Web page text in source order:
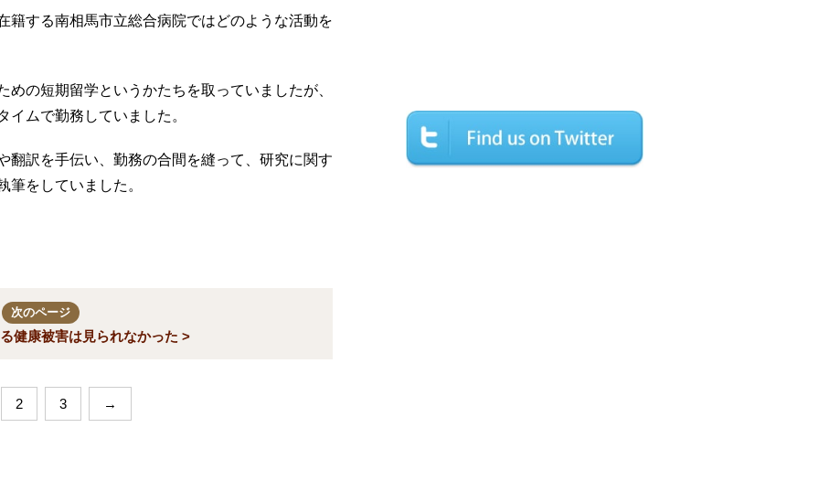
する南相馬市立総合病院ではどのような活動を
の短期留学というかたちを取っていましたが、
ムで勤務していました。
訳を手伝い、勤務の合間を縫って、研究に関す
筆をしていました。
次のページ
健康被害は見られなかった >
2 3 →